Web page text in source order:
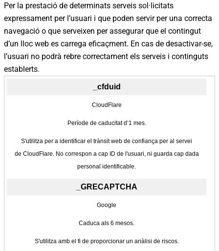
les
cookies
Per la prestació de determinats serveis sol·licitats
expressament per l’usuari i que poden servir per una correcta
navegació o que serveixen per assegurar que el contingut
d’un lloc web es carrega eficaçment. En cas de desactivar-se,
l’usuari no podrà rebre correctament els serveis i continguts
establerts.
_cfduid
CloudFlare
Període de caducitat d’1 mes.
S'utilitza per a identificar el trànsit web de confiança per al servei
de CloudFlare. No correspon a cap ID de l'usuari, ni guarda cap dada
personal identificable.
_GRECAPTCHA
Google
Caduca als 6 mesos.
S'utilitza amb el fi de proporcionar un anàlisi de riscos.